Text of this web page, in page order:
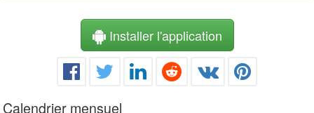
Installer l'application
Calendrier mensuel